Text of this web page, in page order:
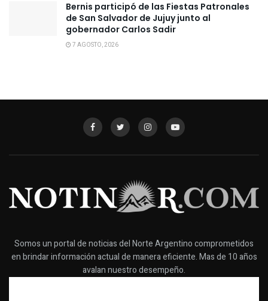
Bernis participó de las Fiestas Patronales
de San Salvador de Jujuy junto al
gobernador Carlos Sadir
7 AGOSTO, 2026
Somos un portal de noticias del Norte Argentino comprometidos
en brindar información actual de manera eficiente. Mas de 10 años
avalan nuestro desempeño.